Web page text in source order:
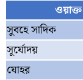
ওয়াক্ত
সুবহে সাদিক
সূর্যোদয়
যোহর